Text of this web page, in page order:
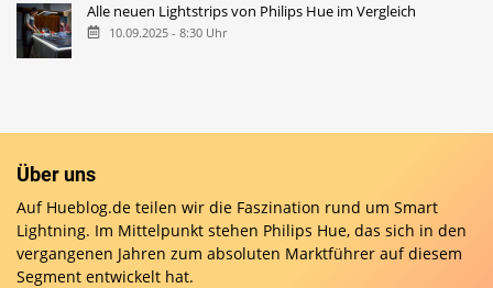
Alle neuen Lightstrips von Philips Hue im Vergleich
10.09.2025 - 8:30 Uhr
Über uns
Auf Hueblog.de teilen wir die Faszination rund um Smart
Lightning. Im Mittelpunkt stehen Philips Hue, das sich in den
vergangenen Jahren zum absoluten Marktführer auf diesem
Segment entwickelt hat.